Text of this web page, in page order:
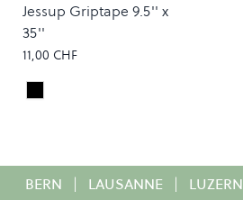
Jessup Griptape 9.5'' x
35''
11,00 CHF
Colour
Black
BERN | LAUSANNE | LUZERN